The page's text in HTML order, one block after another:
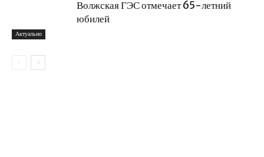
Актуально
Волжская ГЭС отмечает 65-летний
юбилей